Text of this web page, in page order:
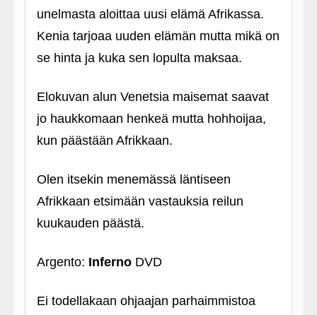
unelmasta aloittaa uusi elämä Afrikassa.
Kenia tarjoaa uuden elämän mutta mikä on
se hinta ja kuka sen lopulta maksaa.
Elokuvan alun Venetsia maisemat saavat
jo haukkomaan henkeä mutta hohhoijaa,
kun päästään Afrikkaan.
Olen itsekin menemässä läntiseen
Afrikkaan etsimään vastauksia reilun
kuukauden päästä.
Argento: InfernoDVD
Ei todellakaan ohjaajan parhaimmistoa